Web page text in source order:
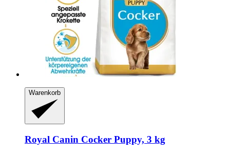
Warenkorb
Royal Canin Cocker Puppy, 3 kg